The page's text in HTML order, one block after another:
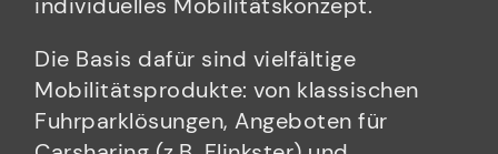
Die Basis dafür sind vielfältige
Mobilitätsprodukte: von klassischen
Fuhrparklösungen, Angeboten für